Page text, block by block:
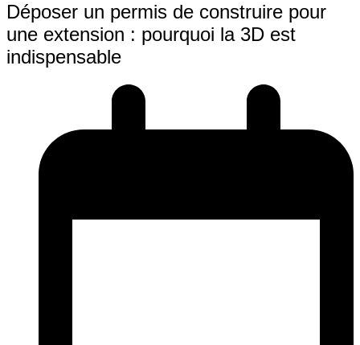
Déposer un permis de construire pour
une extension : pourquoi la 3D est
indispensable